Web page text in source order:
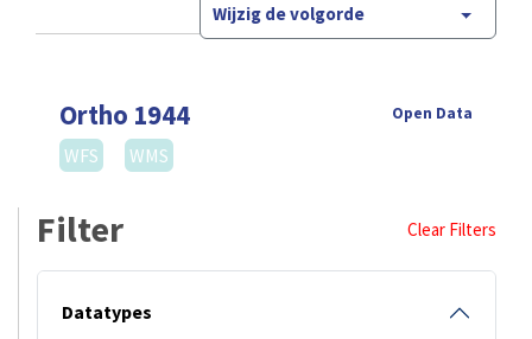
Wijzig de volgorde
Ortho 1944 Open Data
WFS WMS
Filter Clear Filters
Datatypes